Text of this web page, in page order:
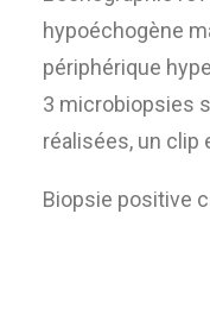
hypoéchogène
périphérique
3 microbiopsies
réalisées, un clip
Biopsie positive